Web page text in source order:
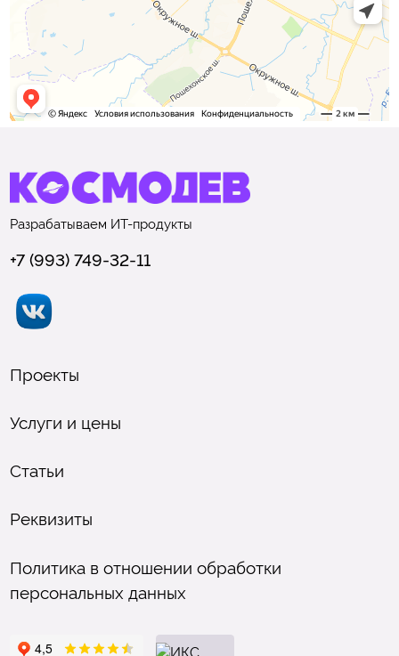
Разрабатываем ИТ-продукты
+7 (993) 749-32-11
Проекты
Услуги и цены
Статьи
Реквизиты
Политика в отношении обработки
персональных данных